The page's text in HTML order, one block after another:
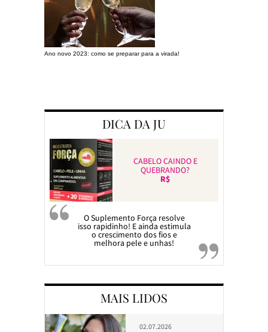
Ano novo 2023: como se preparar para a virada!
DICA DA JU
CABELO CAINDO E
QUEBRANDO?
R$
O Suplemento Força resolve
isso rapidinho! E ainda estimula
o crescimento dos fios e
melhora pele e unhas!
MAIS LIDOS
02.07.2026